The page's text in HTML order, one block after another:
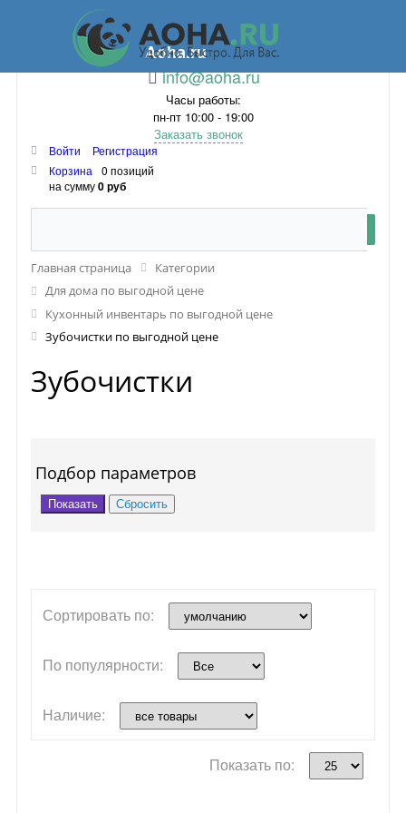
Aoha.ru
info@aoha.ru
Часы работы:
пн-пт 10:00 - 19:00
Заказать звонок
Войти
Регистрация
Корзина
0 позиций
на сумму0 руб
Главная страница
Категории
Для дома по выгодной цене
Кухонный инвентарь по выгодной цене
Зубочистки по выгодной цене
Зубочистки
Подбор параметров
Сортировать по:
По популярности:
Наличие:
Показать по: